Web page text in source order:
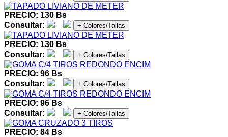
PRECIO: 130 Bs
Consultar:
+ Colores/Tallas
PRECIO: 130 Bs
Consultar:
+ Colores/Tallas
PRECIO: 96 Bs
Consultar:
+ Colores/Tallas
PRECIO: 96 Bs
Consultar:
+ Colores/Tallas
PRECIO: 84 Bs